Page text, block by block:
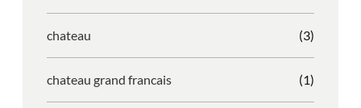
chateau (3)
chateau grand francais (1)